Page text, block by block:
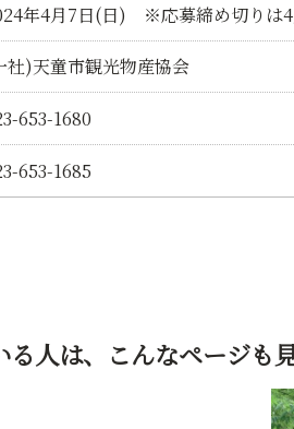
年4月7日(日) ※応募締め切りは
社)天童市観光物産協会
653-1680
653-1685
人は、 こんなページも